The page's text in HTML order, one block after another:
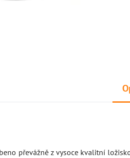
převážně z vysoce kvalitní